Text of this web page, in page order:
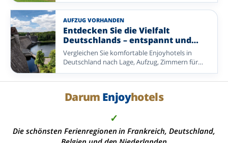
Zimmern, die per Aufzug erreichbar sind oder im
Erdgeschoss liegen.
AUFZUG VORHANDEN
Entdecken Sie die Vielfalt
Deutschlands – entspannt und
sorgenfrei mit Enjoyhotels.
Vergleichen Sie komfortable Enjoyhotels in
Deutschland nach Lage, Aufzug, Zimmern für
Gäste mit eingeschränkter Mobilität,
Einzelzimmern und Erholungsmöglichkeiten.
Darum Enjoyhotels
✓
Die schönsten Ferienregionen in Frankreich, Deutschland,